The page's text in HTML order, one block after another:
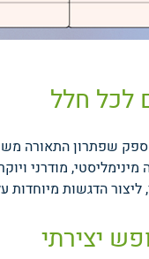
לכל חלל
שפתרון התאורה
מודרני
הדגשות מיוחדות
יצירתי